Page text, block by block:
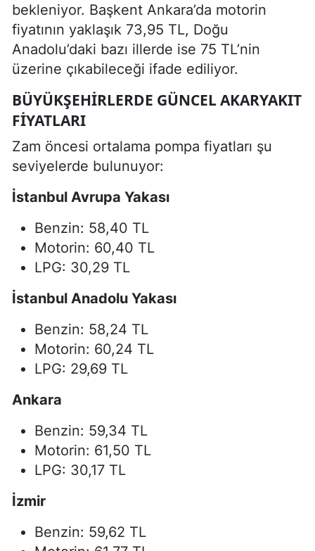
bekleniyor. Başkent Ankara’da motorin
fiyatının yaklaşık 73,95 TL, Doğu
Anadolu’daki bazı illerde ise 75 TL’nin
üzerine çıkabileceği ifade ediliyor.
BÜYÜKŞEHIRLERDE GÜNCEL AKARYAKIT
FIYATLARI
Zam öncesi ortalama pompa fiyatları şu
seviyelerde bulunuyor:
İstanbul Avrupa Yakası
Benzin: 58,40 TL
Motorin: 60,40 TL
LPG: 30,29 TL
İstanbul Anadolu Yakası
Benzin: 58,24 TL
Motorin: 60,24 TL
LPG: 29,69 TL
Ankara
Benzin: 59,34 TL
Motorin: 61,50 TL
LPG: 30,17 TL
İzmir
Benzin: 59,62 TL